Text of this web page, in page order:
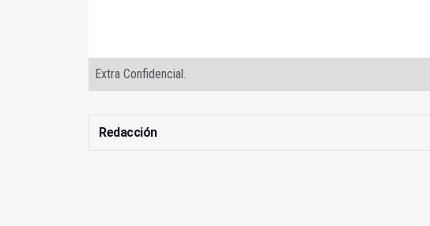
Extra Confidencial.
Redacción